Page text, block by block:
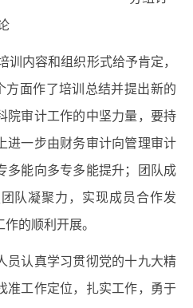
内容和组织形式给予肯定，
方面作了培训总结并提出新的
院审计工作的中坚力量，要持
进一步由财务审计向管理审计
多能向多专多能提升；团队成
队凝聚力，实现成员合作发
的顺利开展。
认真学习贯彻党的十九大精
准工作定位，扎实工作，勇于